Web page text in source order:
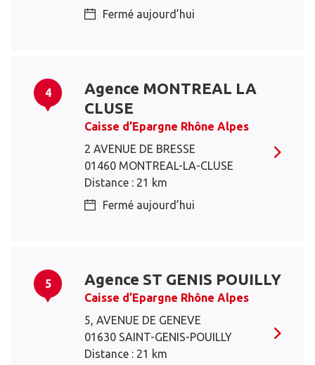
Fermé aujourd’hui
4
Agence MONTREAL LA
CLUSE
Caisse d’Epargne Rhône Alpes
2 AVENUE DE BRESSE
01460 MONTREAL-LA-CLUSE
Distance : 21 km
Fermé aujourd’hui
5 Agence ST GENIS POUILLY
Caisse d’Epargne Rhône Alpes
5, AVENUE DE GENEVE
01630 SAINT-GENIS-POUILLY
Distance : 21 km